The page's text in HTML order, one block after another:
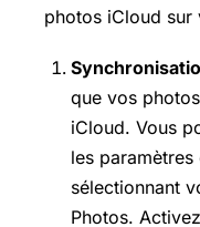
photos iCloud sur
que vos
iCloud. Vous
les
sélectionnant
Photos.